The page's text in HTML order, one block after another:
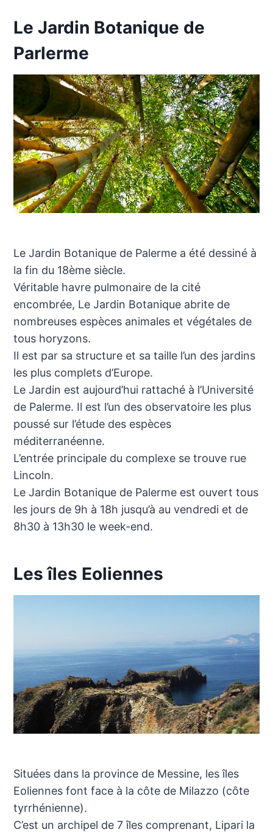
Le Jardin Botanique de
Parlerme
Le Jardin Botanique de Palerme a été dessiné à
la fin du 18ème siècle.
Véritable havre pulmonaire de la cité
encombrée, Le Jardin Botanique abrite de
nombreuses espèces animales et végétales de
tous horyzons.
Il est par sa structure et sa taille l’un des jardins
les plus complets d’Europe.
Le Jardin est aujourd’hui rattaché à l’Université
de Palerme. Il est l’un des observatoire les plus
poussé sur l’étude des espèces
méditerranéenne.
L’entrée principale du complexe se trouve rue
Lincoln.
Le Jardin Botanique de Palerme est ouvert tous
les jours de 9h à 18h jusqu’à au vendredi et de
8h30 à 13h30 le week-end.
Les îles Eoliennes
Situées dans la province de Messine, les îles
Eoliennes font face à la côte de Milazzo (côte
tyrrhénienne).
C’est un archipel de 7 îles comprenant, Lipari la